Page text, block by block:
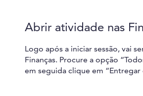
Abrir atividade nas
Logo após a iniciar sessão, vai
Finanças. Procure a opção
em seguida clique em “Entregar